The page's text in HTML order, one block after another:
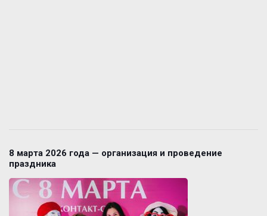
8 марта 2026 года — организация и проведение
праздника